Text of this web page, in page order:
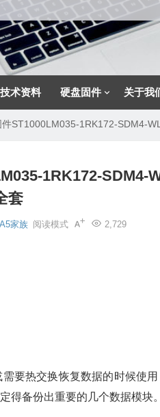
技术资料 硬盘固件 关于我
ST1000LM035-1RK172-SDM4-
1RK172-SDM4-
套
家族 2,729
阅读模式
要热交换恢复数据的时候使
得备份出重要的几个数据模块。